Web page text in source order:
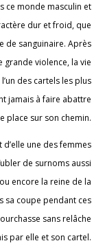
ce monde masculin et
dur et froid, que
de sanguinaire. Après
grande violence, la vie
des cartels les plus
jamais à faire abattre
place sur son chemin.
une des femmes
de surnoms aussi
encore la reine de la
sa coupe pendant ces
sans relâche
par elle et son cartel.